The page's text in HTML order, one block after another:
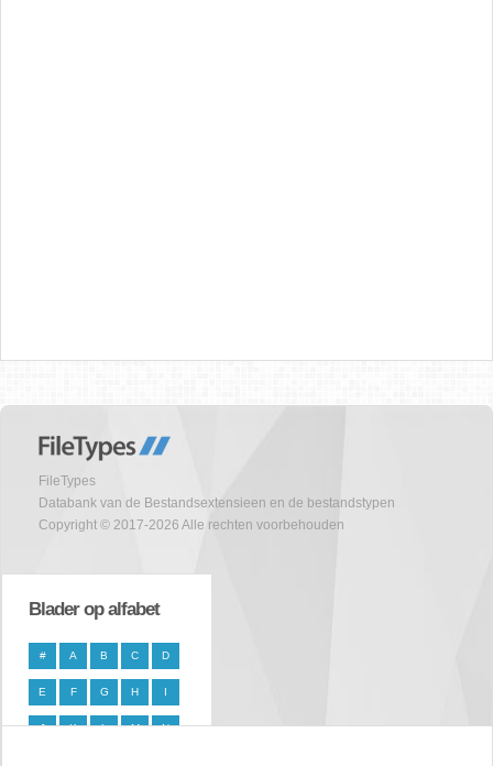
FileTypes
Databank van de Bestandsextensieen en de bestandstypen
Copyright © 2017-2026 Alle rechten voorbehouden
Blader op alfabet
# A B C D
E F G H I
J K L M N